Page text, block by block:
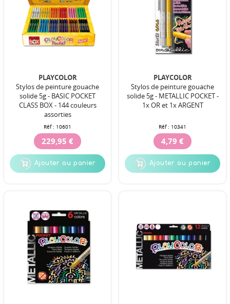
PLAYCOLOR
Stylos de peinture gouache
solide 5g - BASIC POCKET
CLASS BOX - 144 couleurs
assorties
Réf : 10601
229,95 €
Ajouter au panier
PLAYCOLOR
Stylos de peinture gouache
solide 5g - METALLIC POCKET -
1x OR et 1x ARGENT
Réf : 10341
4,79 €
Ajouter au panier